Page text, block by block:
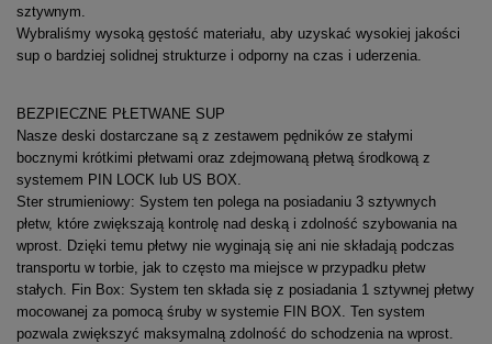
sztywnym.
Wybraliśmy wysoką gęstość materiału, aby uzyskać wysokiej jakości
sup o bardziej solidnej strukturze i odporny na czas i uderzenia.
BEZPIECZNE PŁETWANE SUP
Nasze deski dostarczane są z zestawem pędników ze stałymi
bocznymi krótkimi płetwami oraz zdejmowaną płetwą środkową z
systemem PIN LOCK lub US BOX.
Ster strumieniowy: System ten polega na posiadaniu 3 sztywnych
płetw, które zwiększają kontrolę nad deską i zdolność szybowania na
wprost. Dzięki temu płetwy nie wyginają się ani nie składają podczas
transportu w torbie, jak to często ma miejsce w przypadku płetw
stałych. Fin Box: System ten składa się z posiadania 1 sztywnej płetwy
mocowanej za pomocą śruby w systemie FIN BOX. Ten system
pozwala zwiększyć maksymalną zdolność do schodzenia na wprost.